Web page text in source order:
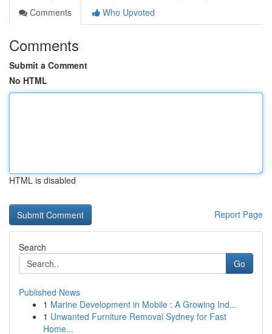
Comments
Who Upvoted
Comments
Submit a Comment
No HTML
HTML is disabled
Report Page
Search
Go
Published News
1 Marine Development in Mobile : A Growing Ind...
1 Unwanted Furniture Removal Sydney for Fast
Home...